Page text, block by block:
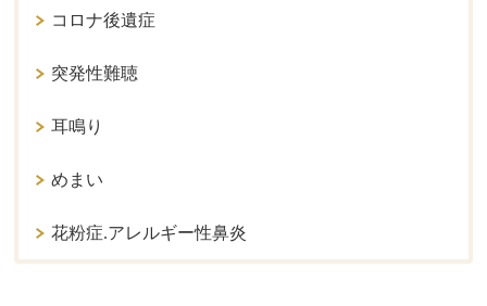
コロナ後遺症
突発性難聴
耳鳴り
めまい
花粉症.アレルギー性鼻炎